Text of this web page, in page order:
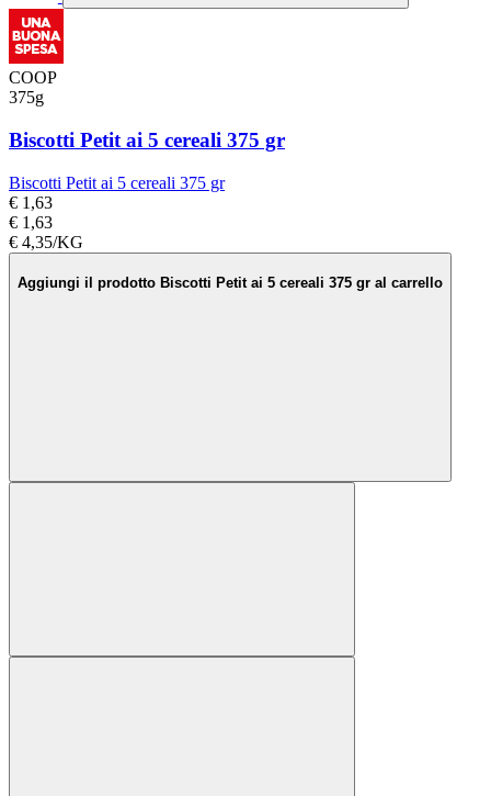
COOP
375g
Biscotti Petit ai 5 cereali 375 gr
Biscotti Petit ai 5 cereali 375 gr
€ 1,63
€ 1,63
€ 4,35/KG
Aggiungi il prodotto Biscotti Petit ai 5 cereali 375 gr al carrello